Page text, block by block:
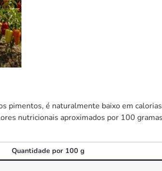
pimentos, é naturalmente baixo em
nutricionais aproximados por 100
Quantidade por 100 g